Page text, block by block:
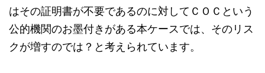
はその証明書が不要であるのに対してＣＯＣという
公的機関のお墨付きがある本ケースでは、そのリス
クが増すのでは？と考えられています。